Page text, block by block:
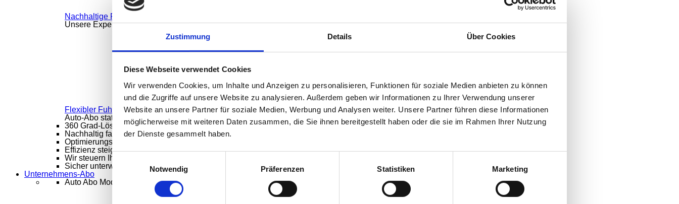
Zustimmung Details Über Cookies
Diese Webseite verwendet Cookies
Wir verwenden Cookies, um Inhalte und Anzeigen zu personalisieren, Funktionen für soziale Medien anbieten zu können
und die Zugriffe auf unsere Website zu analysieren. Außerdem geben wir Informationen zu Ihrer Verwendung unserer
Website an unsere Partner für soziale Medien, Werbung und Analysen weiter. Unsere Partner führen diese Informationen
möglicherweise mit weiteren Daten zusammen, die Sie ihnen bereitgestellt haben oder die sie im Rahmen Ihrer Nutzung
der Dienste gesammelt haben.
Einwilligungsauswahl
Notwendig
Präferenzen Statistiken Marketing
Nachhaltige Rundum-Lösungen für Ihren Fuhrpark
Unsere Expertise hilft Ihnen, Prozesse zu optimieren und Kosten zu senken – Starten Sie jetzt durch!
Flexibler Fuhrparkservice für Ihr Unternehmen
Auto-Abo statt Kauf: Mobilitätslösungen für moderne Unternehmen – effizient, flexibel und ohne langfristige Bindung.
360 Grad-Lösungen Mobilitätslösungen aus einer Hand
Nachhaltig fahren, smart verwalten. Nachhaltige Rundum-Lösungen
Optimierungspotenziale erkennen und nutzen
Effizienz steigern – Kosten im Griff Kostenmanagement
Wir steuern Ihren Fuhrpark – intelligent, modern, wirtschaftlich
Sicher unterwegs, clever gespart Schadensmanagement
Unternehmens-Abo
Auto Abo Modelle